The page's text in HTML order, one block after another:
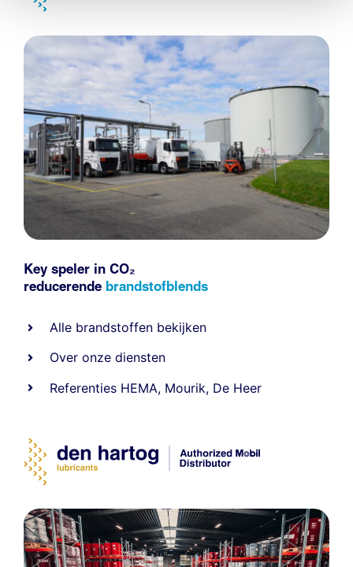
Key speler in CO₂
reducerende brandstofblends
Alle brandstoffen bekijken
Over onze diensten
Referenties HEMA, Mourik, De Heer